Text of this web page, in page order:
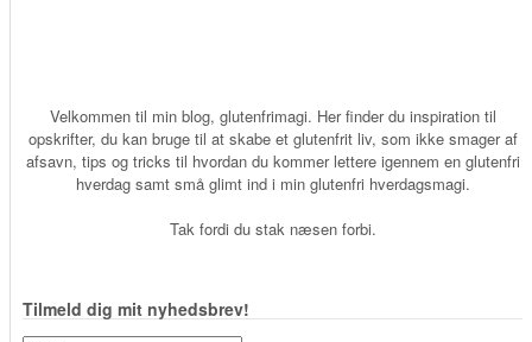
Velkommen til min blog, glutenfrimagi. Her finder du inspiration til
opskrifter, du kan bruge til at skabe et glutenfrit liv, som ikke smager af
afsavn, tips og tricks til hvordan du kommer lettere igennem en glutenfri
hverdag samt små glimt ind i min glutenfri hverdagsmagi.
Tak fordi du stak næsen forbi.
Tilmeld dig mit nyhedsbrev!